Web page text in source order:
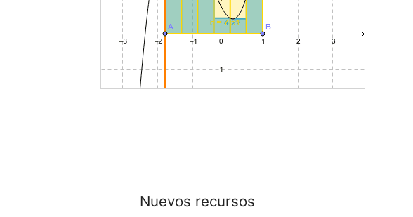
Nuevos recursos